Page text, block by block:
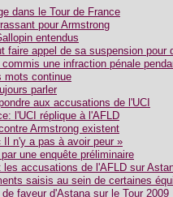
dans le Tour de France
pour Armstrong
entendus
faire appel de sa suspension pour
une infraction pénale
mots continue
parler
aux accusations de l'UCI
l'UCI réplique à l'AFLD
Armstrong existent
Il n'y a pas à avoir peur »
une enquête préliminaire
les accusations de l'AFLD sur
saisis au sein de certaines
faveur d'Astana sur le Tour 2009